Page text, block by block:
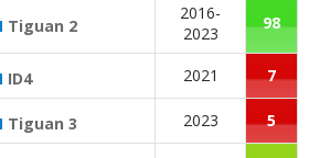
Tiguan 2
2016-
2023
98
ID4 2021 7
Tiguan 3 2023 5